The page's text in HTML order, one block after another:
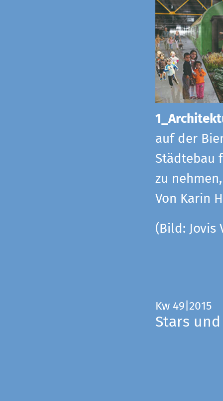
auf der
Städtebau
zu
Von Karin
(Bild: Jovis
Kw 49|2015
Stars